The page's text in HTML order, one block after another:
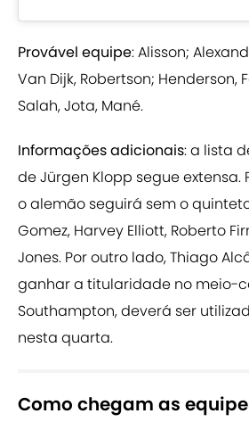
Provável equipe: Alisson;
Van Dijk, Robertson; Henderson,
Salah, Jota, Mané.
Informações adicionais: a lista
de Jürgen Klopp segue extensa.
o alemão seguirá sem o
Gomez, Harvey Elliott, Roberto
Jones. Por outro lado, Thiago
ganhar a titularidade no meio-
Southampton, deverá ser
nesta quarta.
Como chegam as